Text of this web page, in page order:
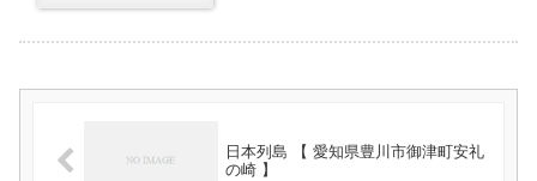
日本列島 【 愛知県豊川市御津町安礼
の崎 】